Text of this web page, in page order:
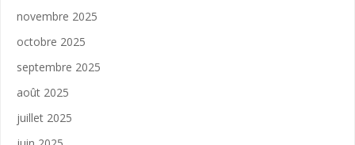
novembre 2025
octobre 2025
septembre 2025
août 2025
juillet 2025